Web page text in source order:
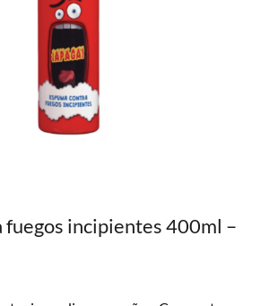
fuegos incipientes 400ml –